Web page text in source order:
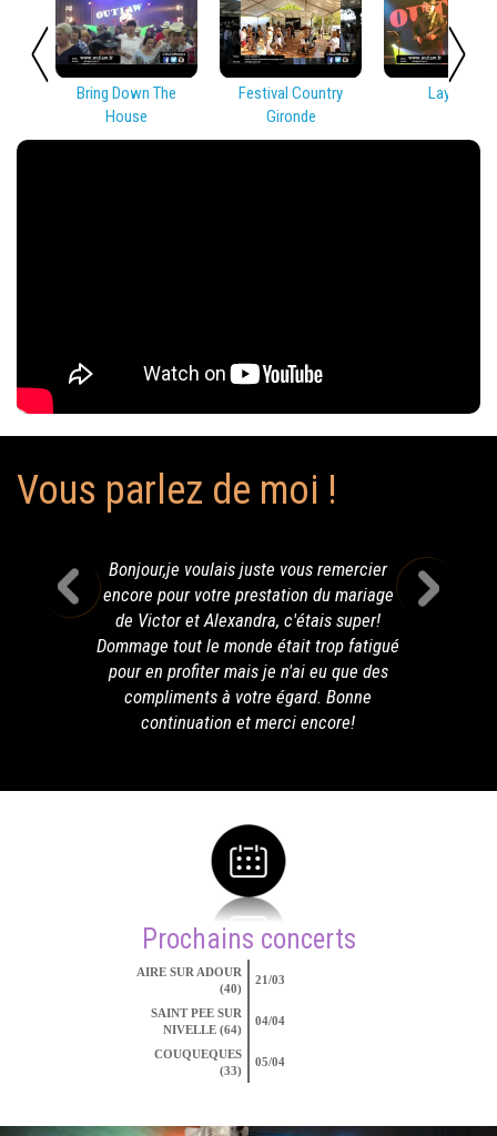
Bring Down The
House
Festival Country
Gironde
Lay Low
Vous parlez de moi !
Bonjour,je voulais juste vous remercier
encore pour votre prestation du mariage
de Victor et Alexandra, c'étais super!
Dommage tout le monde était trop fatigué
pour en profiter mais je n'ai eu que des
compliments à votre égard. Bonne
continuation et merci encore!
Prochains concerts
AIRE SUR ADOUR
(40)
21/03
SAINT PEE SUR
NIVELLE (64)
04/04
COUQUEQUES
(33)
05/04